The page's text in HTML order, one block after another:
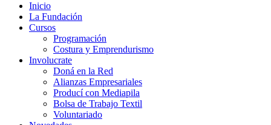
Inicio
La Fundación
Cursos
Programación
Costura y Emprendurismo
Involucrate
Doná en la Red
Alianzas Empresariales
Producí con Mediapila
Bolsa de Trabajo Textil
Voluntariado